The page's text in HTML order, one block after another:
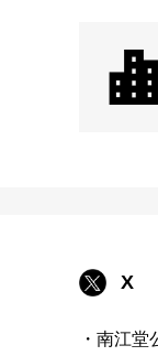
X
・南江堂